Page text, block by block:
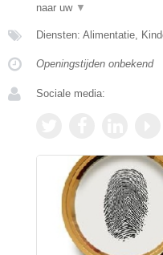
naar uw ▼
Diensten: Alimentatie,
Openingstijden onbekend
Sociale media: